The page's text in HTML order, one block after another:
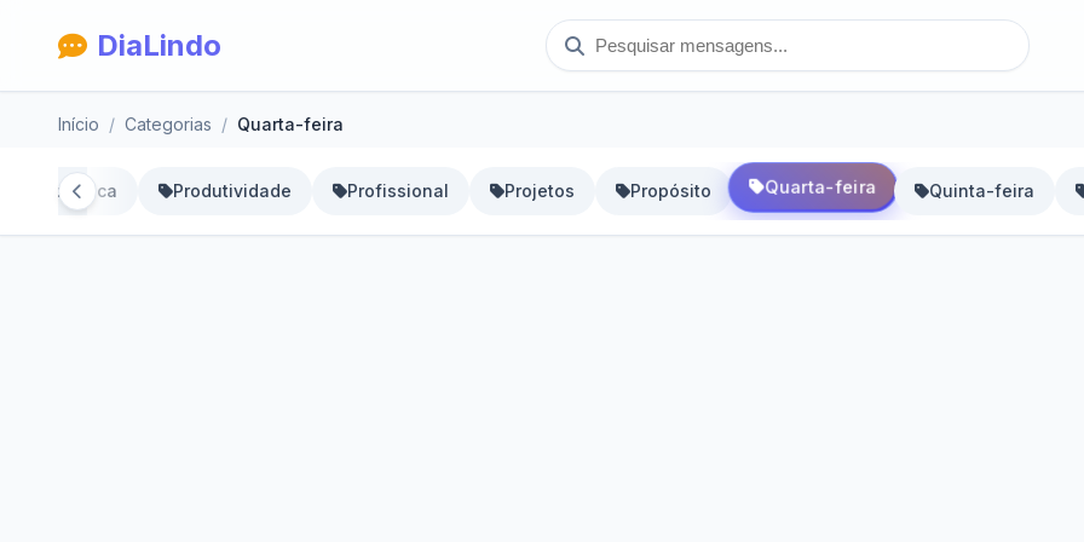
DiaLindo
Início Categorias Quarta-feira
da República Produtividade Profissional Projetos Propósito Quarta-feira Quinta-feira